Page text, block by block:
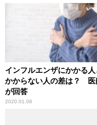
インフルエンザにかかる人
かからない人の差は？ 医
が回答
2020.01.08